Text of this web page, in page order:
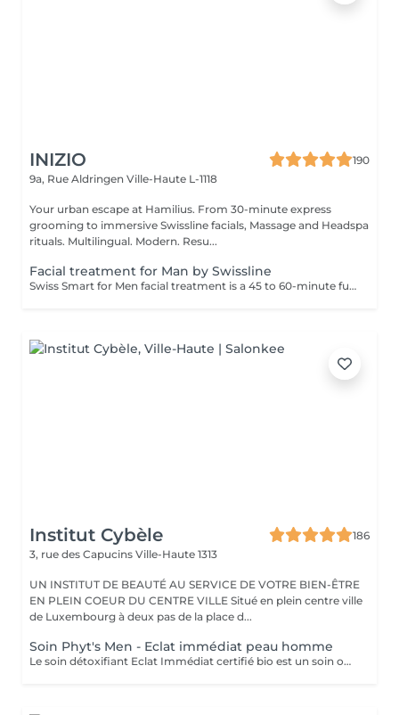
INIZIO
190
9a, Rue Aldringen Ville-Haute L-1118
Your urban escape at Hamilius. From 30-minute express
grooming to immersive Swissline facials, Massage and Headspa
rituals. Multilingual. Modern. Resu...
Facial treatment for Man by Swissline
Swiss Smart for Men facial treatment is a 45 to 60-minute fully personalised facial designed for men who seek to detoxify and strengthen their skin. This facial uses exclusively vegan Swissline products, enhanced with the signature collection of Age Intelligence Boosters to protect and rebalance the skin. It has an instant distress effect and includes a 15- to 20-minute facial massage combining relaxation and lymphatic drainage to detoxify the skin, and is a smart and fast way to look your best. Key benefits: Refreshes and energises tired-looking skin Soothes irritation Improves skin tone and texture
Institut Cybèle
186
3, rue des Capucins Ville-Haute 1313
UN INSTITUT DE BEAUTÉ AU SERVICE DE VOTRE BIEN-ÊTRE
EN PLEIN COEUR DU CENTRE VILLE Situé en plein centre ville
de Luxembourg à deux pas de la place d...
Soin Phyt's Men - Eclat immédiat peau homme
Le soin détoxifiant Eclat Immédiat certifié bio est un soin oxygénant et défatigant, destiné à toutes les peaux masculines, est idéal pour les épidermes asphyxiés ou les teints brouillés. Nettoyage - gommage - extraction des comédons avec vapeur - massage - masque. Enrichi en ginseng, aloé vera et huiles végétales nourrissantes, il hydrate, apaise et revitalise la peau.